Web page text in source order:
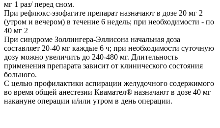
мг 1 раз/ перед сном.
При рефлюкс-эзофагите препарат назначают в дозе 20 мг 2
(утром и вечером) в течение 6 недель; при необходимости - по
40 мг 2
При синдроме Золлингера-Эллисона начальная доза
составляет 20-40 мг каждые 6 ч; при необходимости суточную
дозу можно увеличить до 240-480 мг. Длительность
применения препарата зависит от клинического состояния
больного.
С целью профилактики аспирации желудочного содержимого
во время общей анестезии Квамател® назначают в дозе 40 мг
накануне операции и/или утром в день операции.